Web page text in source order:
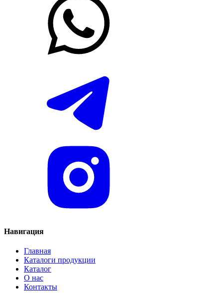
Навигация
Главная
Каталоги продукции
Каталог
О нас
Контакты